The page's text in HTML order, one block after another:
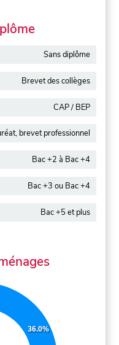
Sans diplôme
Brevet des collèges
CAP / BEP
brevet professionnel
Bac +2 à Bac +4
Bac +3 ou Bac +4
Bac +5 et plus
36.0%